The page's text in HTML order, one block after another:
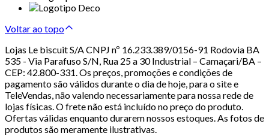
Voltar ao topo
Lojas Le biscuit S/A CNPJ nº 16.233.389/0156-91 Rodovia BA
535 - Via Parafuso S/N, Rua 25 a 30 Industrial – Camaçari/BA –
CEP: 42.800-331. Os preços, promoções e condições de
pagamento são válidos durante o dia de hoje, para o site e
TeleVendas, não valendo necessariamente para nossa rede de
lojas físicas. O frete não está incluído no preço do produto.
Ofertas válidas enquanto durarem nossos estoques. As fotos de
produtos são meramente ilustrativas.